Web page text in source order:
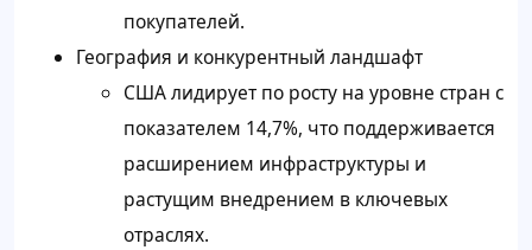
покупателей.
География и конкурентный ландшафт
США лидирует по росту на уровне стран с
показателем 14,7%, что поддерживается
расширением инфраструктуры и
растущим внедрением в ключевых
отраслях.